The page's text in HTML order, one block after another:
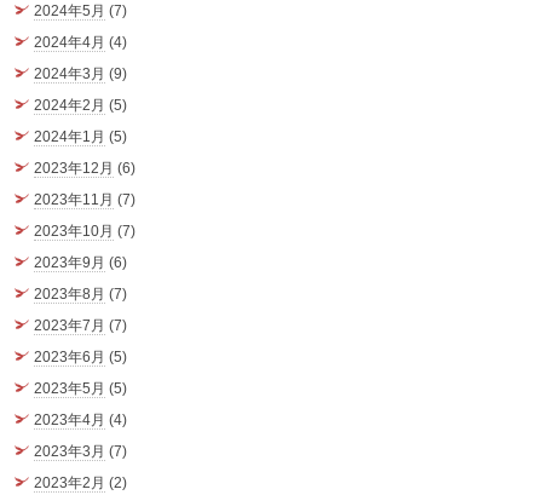
2024年5月 (7)
2024年4月 (4)
2024年3月 (9)
2024年2月 (5)
2024年1月 (5)
2023年12月 (6)
2023年11月 (7)
2023年10月 (7)
2023年9月 (6)
2023年8月 (7)
2023年7月 (7)
2023年6月 (5)
2023年5月 (5)
2023年4月 (4)
2023年3月 (7)
2023年2月 (2)